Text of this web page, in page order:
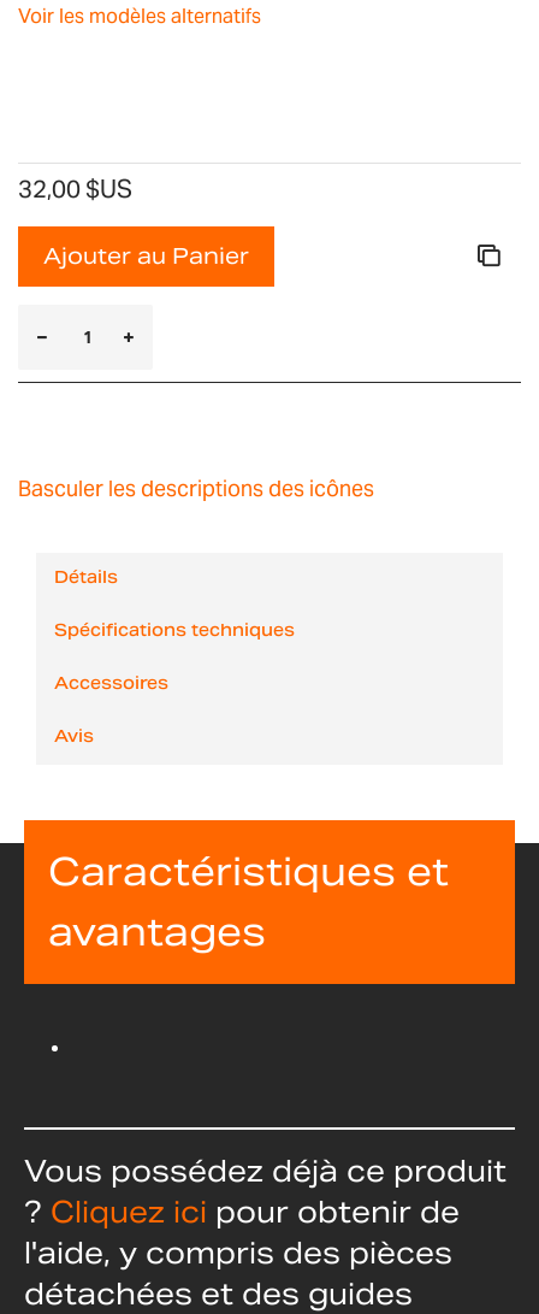
images
Voir les modèles alternatifs
32,00 $US
Ajouter au Panier
Basculer les descriptions des icônes
Détails
Spécifications techniques
Accessoires
Avis
Caractéristiques et
avantages
Vous possédez déjà ce produit
? Cliquez ici pour obtenir de
l'aide, y compris des pièces
détachées et des guides